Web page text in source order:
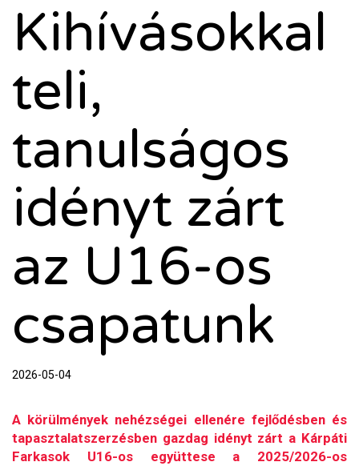
Kihívásokkal
teli,
tanulságos
idényt zárt
az U16-os
csapatunk
2026-05-04
A körülmények nehézségei ellenére fejlődésben és
tapasztalatszerzésben gazdag idényt zárt a Kárpáti
Farkasok U16-os együttese a 2025/2026-os